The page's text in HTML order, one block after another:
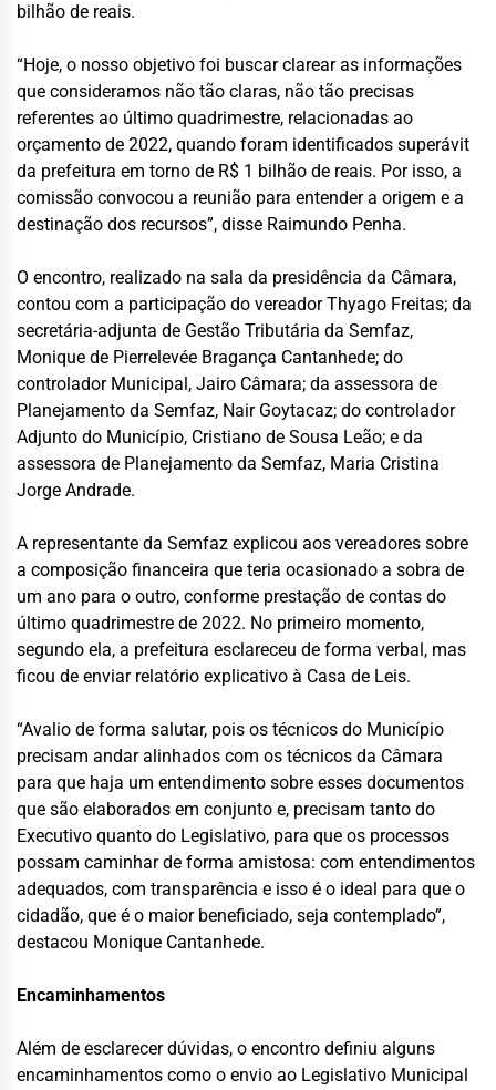
bilhão de reais.
“Hoje, o nosso objetivo foi buscar clarear as informações
que consideramos não tão claras, não tão precisas
referentes ao último quadrimestre, relacionadas ao
orçamento de 2022, quando foram identificados superávit
da prefeitura em torno de R$ 1 bilhão de reais. Por isso, a
comissão convocou a reunião para entender a origem e a
destinação dos recursos”, disse Raimundo Penha.
O encontro, realizado na sala da presidência da Câmara,
contou com a participação do vereador Thyago Freitas; da
secretária-adjunta de Gestão Tributária da Semfaz,
Monique de Pierrelevée Bragança Cantanhede; do
controlador Municipal, Jairo Câmara; da assessora de
Planejamento da Semfaz, Nair Goytacaz; do controlador
Adjunto do Município, Cristiano de Sousa Leão; e da
assessora de Planejamento da Semfaz, Maria Cristina
Jorge Andrade.
A representante da Semfaz explicou aos vereadores sobre
a composição financeira que teria ocasionado a sobra de
um ano para o outro, conforme prestação de contas do
último quadrimestre de 2022. No primeiro momento,
segundo ela, a prefeitura esclareceu de forma verbal, mas
ficou de enviar relatório explicativo à Casa de Leis.
“Avalio de forma salutar, pois os técnicos do Município
precisam andar alinhados com os técnicos da Câmara
para que haja um entendimento sobre esses documentos
que são elaborados em conjunto e, precisam tanto do
Executivo quanto do Legislativo, para que os processos
possam caminhar de forma amistosa: com entendimentos
adequados, com transparência e isso é o ideal para que o
cidadão, que é o maior beneficiado, seja contemplado”,
destacou Monique Cantanhede.
Encaminhamentos
Além de esclarecer dúvidas, o encontro definiu alguns
encaminhamentos como o envio ao Legislativo Municipal